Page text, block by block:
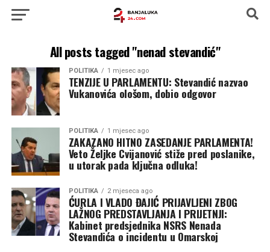
All posts tagged "nenad stevandić"
POLITIKA 1 mjesec ago
TENZIJE U PARLAMENTU: Stevandić nazvao
Vukanovića ološom, dobio odgovor
POLITIKA 1 mjesec ago
ZAKAZANO HITNO ZASEDANJE PARLAMENTA!
Veto Željke Cvijanović stiže pred poslanike,
u utorak pada ključna odluka!
POLITIKA 2 mjeseca ago
ĆURLA I VLADO ĐAJIĆ PRIJAVLJENI ZBOG
LAŽNOG PREDSTAVLJANJA I PRIJETNJI:
Kabinet predsjednika NSRS Nenada
Stevandića o incidentu u Omarskoj